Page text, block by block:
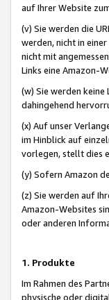
auf Ihrer Website
(v) Sie werden die
werden, nicht in
nicht mit
Links eine Amazon-
(w) Sie werden
dahingehend
(x) Auf unser
im Hinblick auf
vorlegen, stellt dies
(y) Sofern Amazon
(z) Sie werden auf
Amazon-Websites
oder anderen
1. Produkte
Im Rahmen des
physische oder